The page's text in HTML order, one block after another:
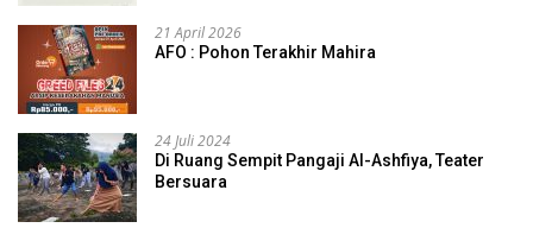
21 April 2026
AFO : Pohon Terakhir Mahira
24 Juli 2024
Di Ruang Sempit Pangaji Al-Ashfiya, Teater
Bersuara